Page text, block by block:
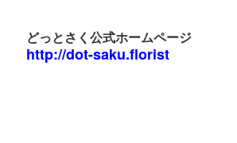
どっとさく公式ホームページ
http://dot-saku.florist